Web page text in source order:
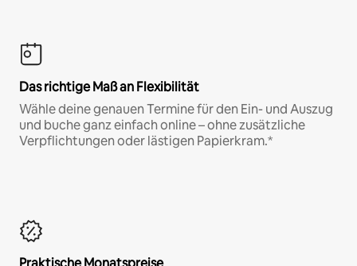
Das richtige Maß an Flexibilität
Wähle deine genauen Termine für den Ein- und Auszug
und buche ganz einfach online – ohne zusätzliche
Verpflichtungen oder lästigen Papierkram.*